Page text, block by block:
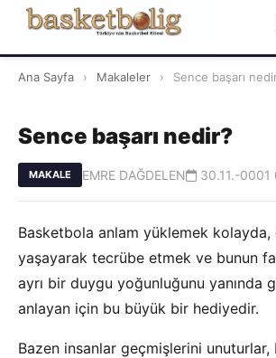
Ana Sayfa › Makaleler › Sence başarı
Sence başarı nedir?
MAKALE EMRE DAĞDELEN 30.11.-0001
Basketbola anlam yüklemek kolayda,
yaşayarak tecrübe etmek ve bunun
ayrı bir duygu yoğunluğunu yanında
anlayan için bu büyük bir hediyedir.
Bazen insanlar geçmişlerini